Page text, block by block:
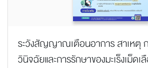
ระวังสัญญาณเตือนอาการ สาเหตุ
วินิจฉัยและการรักษาของมะเร็งเม็ดเ